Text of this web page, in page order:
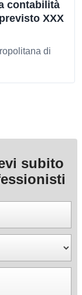
contabilità
XXX
di
subito